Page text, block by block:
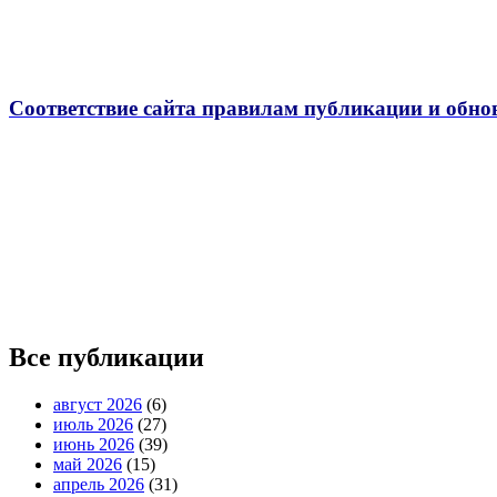
Соответствие сайта правилам публикации и
Все публикации
август 2026 (6)
июль 2026 (27)
июнь 2026 (39)
май 2026 (15)
апрель 2026 (31)